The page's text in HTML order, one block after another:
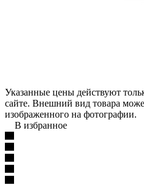
Указанные цены действуют
сайте. Внешний вид товара
изображенного на фотографии.
В избранное